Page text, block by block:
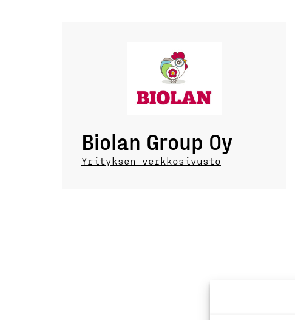
Biolan Group Oy
Yrityksen verkkosivusto